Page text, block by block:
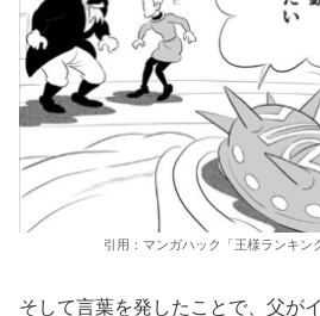
引用：マンガハック「王様ランキン
そして言葉を発したことで、父が